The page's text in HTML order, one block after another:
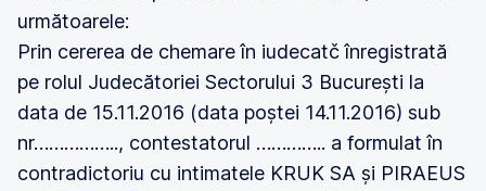
următoarele:
Prin cererea de chemare în iudecatč înregistrată
pe rolul Judecătoriei Sectorului 3 București la
data de 15.11.2016 (data poștei 14.11.2016) sub
nr…………….., contestatorul ………….. a formulat în
contradictoriu cu intimatele KRUK SA și PIRAEUS